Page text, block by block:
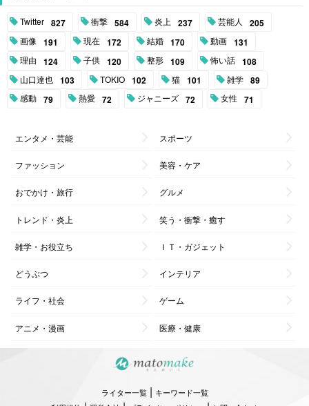
Twitter 827 衝撃 584 炎上 237 芸能人 205
画像 191 現在 172 結婚 170 動画 131
理由 124 子供 120 整形 109 怖い話 108
山口達也 103 TOKIO 102 猫 101 雑学 89
感動 79 熱愛 72 ジャニーズ 72 女性 71
エンタメ・芸能 スポーツ
ファッション 美容・ケア
おでかけ・旅行 グルメ
トレンド・炎上 笑う・衝撃・癒す
雑学・お役立ち ＩＴ・ガジェット
どうぶつ インテリア
ライフ・社会 ゲーム
アニメ・漫画 医療・健康
ライター一覧| キーワード一覧